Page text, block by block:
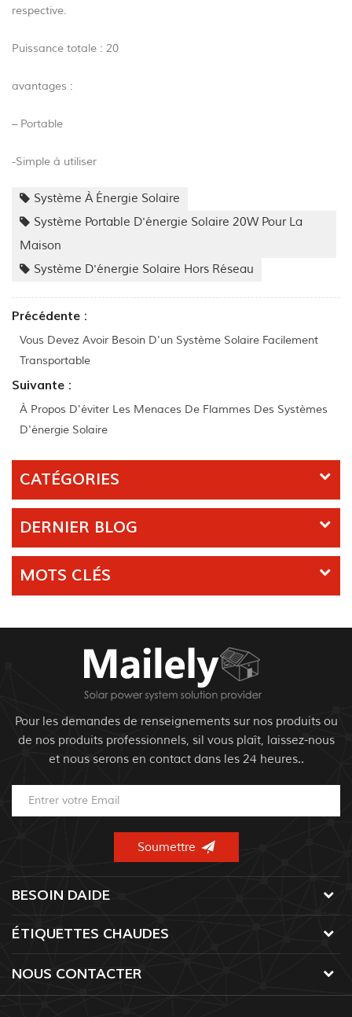
respective.
Puissance totale : 20
avantages :
– Portable
-Simple à utiliser
Système À Énergie Solaire
Système Portable D'énergie Solaire 20W Pour La
Maison
Système D'énergie Solaire Hors Réseau
Précédente :
Vous Devez Avoir Besoin D'un Système Solaire Facilement
Transportable
Suivante :
À Propos D'éviter Les Menaces De Flammes Des Systèmes
D'énergie Solaire
CATÉGORIES
DERNIER BLOG
MOTS CLÉS
Pour les demandes de renseignements sur nos produits ou
de nos produits professionnels, sil vous plaît, laissez-nous
et nous serons en contact dans les 24 heures..
BESOIN DAIDE
ÉTIQUETTES CHAUDES
NOUS CONTACTER